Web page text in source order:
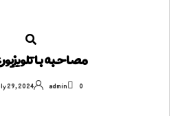
مصاحبه با
29, 2024 admin 0